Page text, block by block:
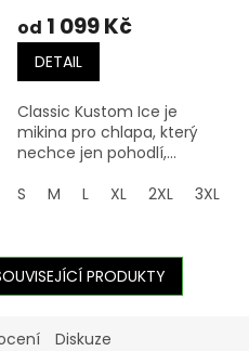
4XL 5XL
od 1 099 Kč
DETAIL
Classic Kustom Ice je
mikina pro chlapa, který
nechce jen pohodlí,...
S
M L XL 2XL 3XL
PRODUKTY
Diskuze